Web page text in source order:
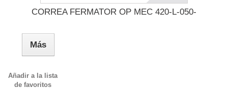
CORREA FERMATOR OP MEC 420-L-050-
Más
Añadir a la lista
de favoritos